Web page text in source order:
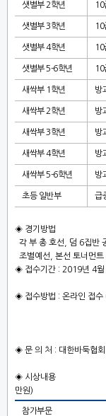
샛별부 2학년 10
샛별부 3학년 10
샛별부4학년 10
샛별부 5-6학년 10
새싹부 1 학년 방
새싹부 2학년 방
새싹부 3학년 방
새싹부4학년 방
새싹부 5-6학년 방
초등 일반부 급
◈ 경기방법
각 부 총 호선
덤 6집반
조별예선
본선 토너먼트
◈ 접수기간 : 2019년 4월
◈ 접수방법 : 온라인 접수
◈ 문 의 처 : 대한바둑협회
◈ 시
만원)
참가부문